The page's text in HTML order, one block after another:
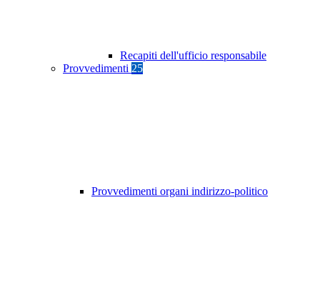
Recapiti dell'ufficio responsabile
Provvedimenti 25
Provvedimenti organi indirizzo-politico